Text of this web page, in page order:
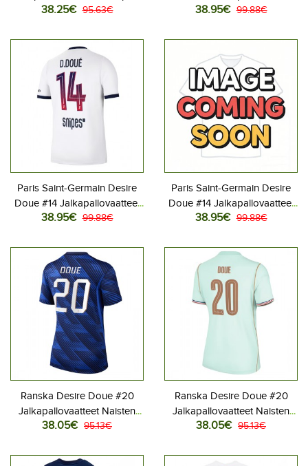
MM-kisat 2026 Lyhythihainen
38.25€ 95.63€
Kotipaita 2026-27
38.95€ 99.88€
Paris Saint-Germain Desire
Doue #14 Jalkapallovaatteet
Vieraspaita 2026-27
38.95€ 99.88€
Paris Saint-Germain Desire
Doue #14 Jalkapallovaatteet
Kolmaspaita 2026-27
38.95€ 99.88€
Ranska Desire Doue #20
Jalkapallovaatteet Naisten
Kotipaita MM-kisat 2026
38.05€ 95.13€
Ranska Desire Doue #20
Jalkapallovaatteet Naisten
Vieraspaita MM-kisat 2026
38.05€ 95.13€